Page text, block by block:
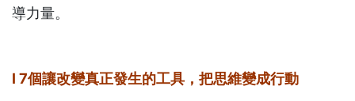
導力量。
l 7個讓改變真正發生的工具，把思維變成行動